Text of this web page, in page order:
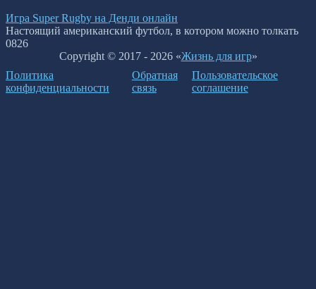
Игра Super Rugby на Денди онлайн
Настоящий американский футбол, в котором можно толкать
0826
Copyright © 2017 - 2026 «Жизнь для игр»
Политика
конфиденциальности
Обратная
связь
Пользовательское
соглашение